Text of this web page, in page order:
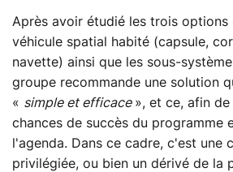
Après avoir étudié les trois options
véhicule spatial habité (capsule,
navette) ainsi que les sous-
groupe recommande une solution
« simple et efficace », et ce, afin
chances de succès du programme
l'agenda. Dans ce cadre, c'est une
privilégiée, ou bien un dérivé de la